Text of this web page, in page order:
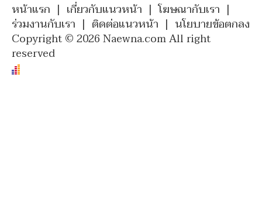
หน้าแรก | เกี่ยวกับแนวหน้า | โฆษณากับเรา |
ร่วมงานกับเรา | ติดต่อแนวหน้า | นโยบายข้อตกลง
Copyright © 2026 Naewna.com All right
reserved